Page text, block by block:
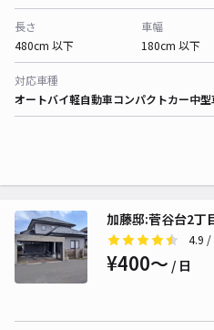
長さ
480cm 以下
車幅
180cm 以下
対応車種
オートバイ軽自動車コンパクトカー中型
加藤邸:菅谷台2丁
4.9 /
¥400〜 / 日